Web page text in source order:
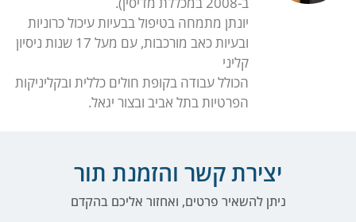
יונתן מתמחה בטיפול בבעיות עיכול כרוניות
ובעיות כאב מורכבות, עם מעל 17 שנות ניסיון
קליני
הכולל עבודה בקופת חולים כללית ובקליניקות
הפרטיות בתל אביב ובצור יגאל.
יצירת קשר והזמנת תור
ניתן להשאיר פרטים, ואחזור אליכם בהקדם